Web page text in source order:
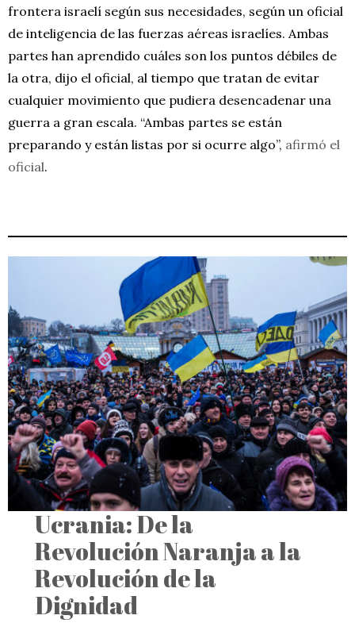
frontera israelí según sus necesidades, según un oficial
de inteligencia de las fuerzas aéreas israelíes. Ambas
partes han aprendido cuáles son los puntos débiles de
la otra, dijo el oficial, al tiempo que tratan de evitar
cualquier movimiento que pudiera desencadenar una
guerra a gran escala. “Ambas partes se están
preparando y están listas por si ocurre algo”, afirmó el
oficial.
Ucrania: De la
Revolución Naranja a la
Revolución de la
Dignidad